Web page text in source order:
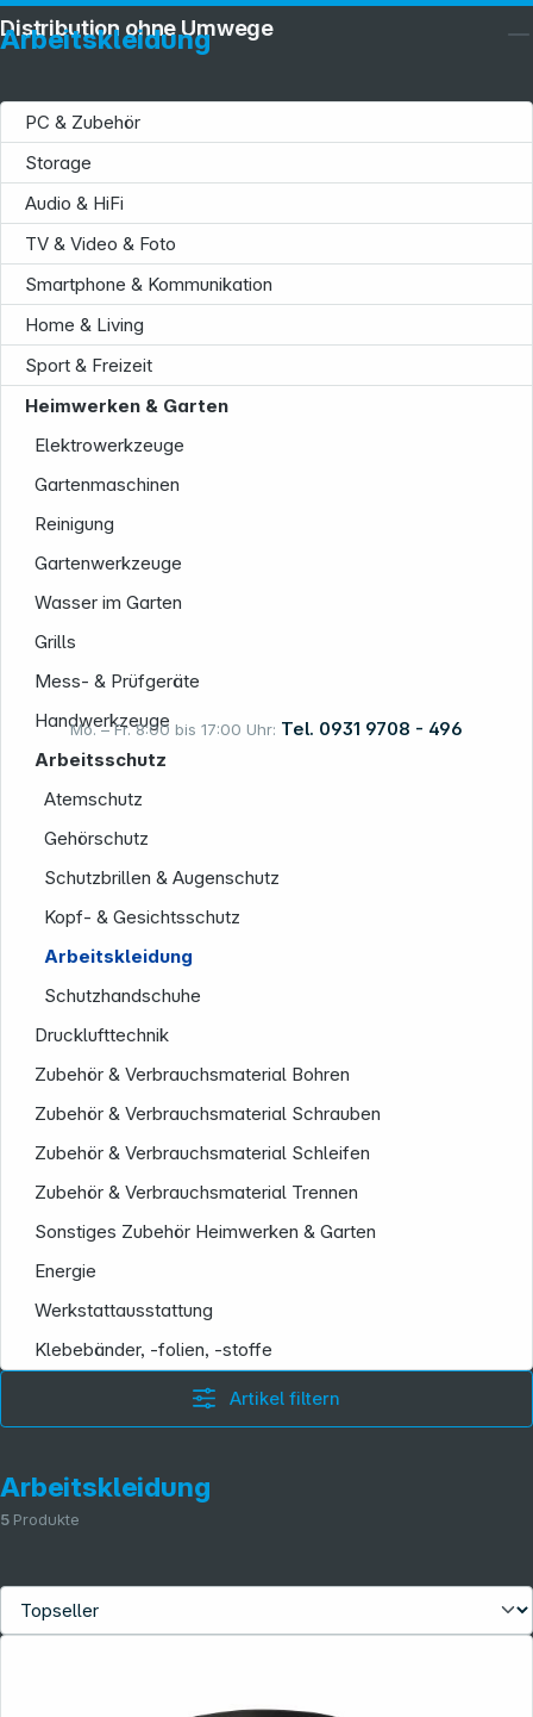
Mo. – Fr. 8:00 bis 17:00 Uhr: Tel. 0931 9708 - 496
Arbeitskleidung
PC & Zubehör
Storage
Audio & HiFi
TV & Video & Foto
Smartphone & Kommunikation
Home & Living
Sport & Freizeit
Heimwerken & Garten
Elektrowerkzeuge
Gartenmaschinen
Reinigung
Gartenwerkzeuge
Wasser im Garten
Grills
Mess- & Prüfgeräte
Handwerkzeuge
Arbeitsschutz
Atemschutz
Gehörschutz
Schutzbrillen & Augenschutz
Kopf- & Gesichtsschutz
Arbeitskleidung
Schutzhandschuhe
Drucklufttechnik
Zubehör & Verbrauchsmaterial Bohren
Zubehör & Verbrauchsmaterial Schrauben
Zubehör & Verbrauchsmaterial Schleifen
Zubehör & Verbrauchsmaterial Trennen
Sonstiges Zubehör Heimwerken & Garten
Energie
Werkstattausstattung
Klebebänder, -folien, -stoffe
Artikel filtern
Arbeitskleidung
5 Produkte
Distribution ohne Umwege
Service
Informationen
Folgen Sie uns auf